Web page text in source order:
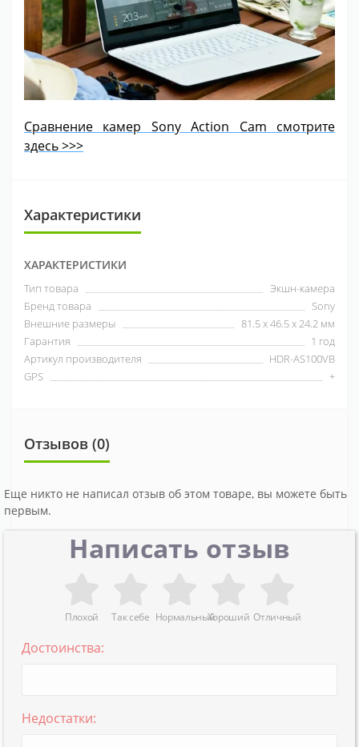
Сравнение камер Sony Action Cam смотрите
здесь >>>
Характеристики
ХАРАКТЕРИСТИКИ
Тип товара
Экшн-камера
Бренд товара
Sony
Внешние размеры
81.5 x 46.5 x 24.2 мм
Гарантия
1 год
Артикул производителя
HDR-AS100VB
GPS
+
Отзывов (0)
Еще никто не написал отзыв об этом товаре, вы можете быть
первым.
Написать отзыв
Плохой Так себе НормальныйХороший Отличный
Достоинства:
Недостатки: